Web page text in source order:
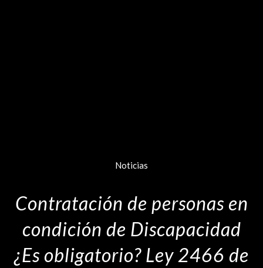
Noticias
Contratación de personas en
condición de Discapacidad
¿Es obligatorio? Ley 2466 de